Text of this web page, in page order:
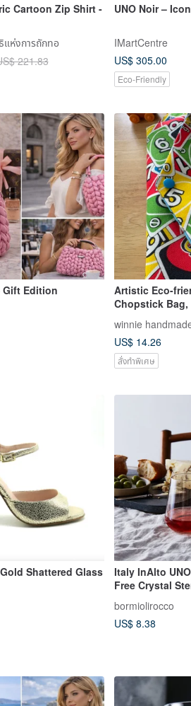
Cartoon Zip Shirt -
แห่งการถักทอ
221.83
UNO Noir –
IMartCentre
US$ 305.00
Eco-Friendly
Gift Edition
Artistic Eco-
Chopstick
Cards, Noble
Passion Red,
winnie
US$ 14.26
สั่งทำพิเศษ
Shattered Glass
Italy InAlto
Free Crystal
Cup 340ml/
bormiolirocco
US$ 8.38